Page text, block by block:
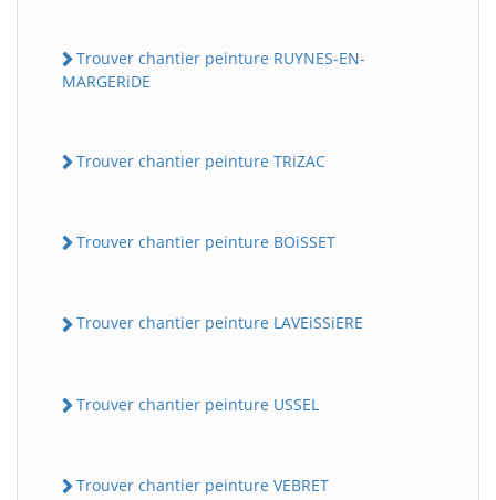
Trouver chantier peinture RUYNES-EN-
MARGERiDE
Trouver chantier peinture TRiZAC
Trouver chantier peinture BOiSSET
Trouver chantier peinture LAVEiSSiERE
Trouver chantier peinture USSEL
Trouver chantier peinture VEBRET